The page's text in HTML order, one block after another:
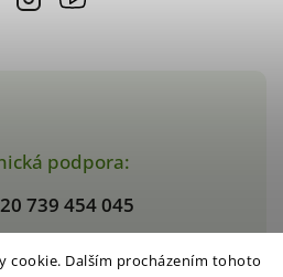
cookie. Dalším procházením tohoto
podpora:
739 454 045